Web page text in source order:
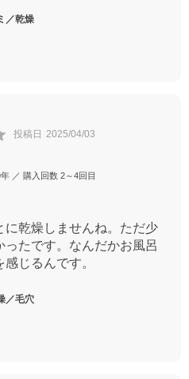
／乾燥
投稿日 2025/04/03
／ 購入回数 2～4回目
に乾燥しませんね。ただ少
ったです。なんだかお風呂
じるんです。
／毛穴